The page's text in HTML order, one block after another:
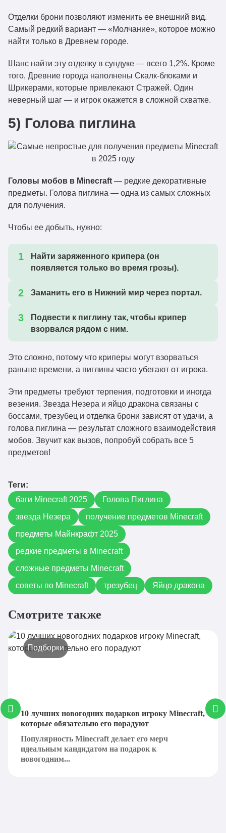
Отделки брони позволяют изменить ее внешний вид.
Самый редкий вариант — «Молчание», которое можно
найти только в Древнем городе.
Шанс найти эту отделку в сундуке — всего 1,2%. Кроме
того, Древние города наполнены Скалк-блоками и
Шрикерами, которые привлекают Стражей. Один
неверный шаг — и игрок окажется в сложной схватке.
5) Голова пиглина
Головы мобов в Minecraft — редкие декоративные
предметы. Голова пиглина — одна из самых сложных
для получения.
Чтобы ее добыть, нужно:
Найти заряженного крипера (он
появляется только во время грозы).
Заманить его в Нижний мир через портал.
Подвести к пиглину так, чтобы крипер
взорвался рядом с ним.
Это сложно, потому что криперы могут взорваться
раньше времени, а пиглины часто убегают от игрока.
Эти предметы требуют терпения, подготовки и иногда
везения. Звезда Незера и яйцо дракона связаны с
боссами, трезубец и отделка брони зависят от удачи, а
голова пиглина — результат сложного взаимодействия
мобов. Звучит как вызов, попробуй собрать все 5
предметов!
Теги:
баги Minecraft 2025
Голова Пиглина
звезда Незера
получение предметов Minecraft
предметы Майнкрафт 2025
редкие предметы в Minecraft
сложные предметы Minecraft
советы по Minecraft
трезубец Яйцо дракона
Смотрите также
Подборки
10 лучших новогодних подарков игроку Minecraft,
которые обязательно его порадуют
Популярность Minecraft делает его мерч
идеальным кандидатом на подарок к
новогодним...